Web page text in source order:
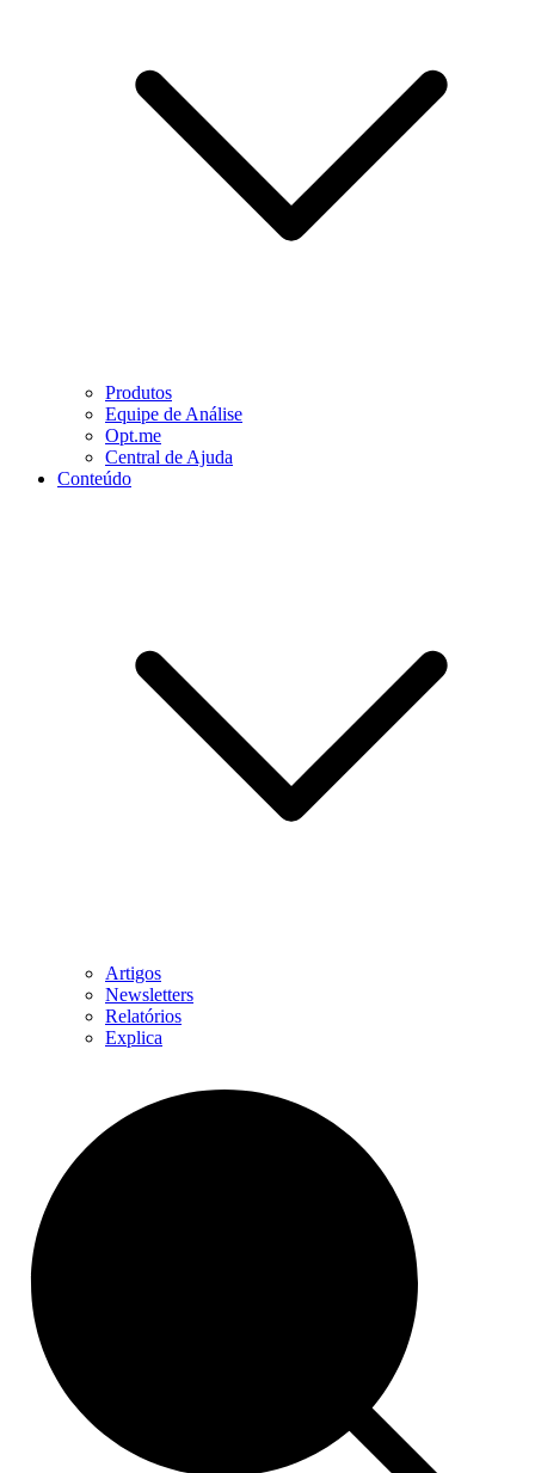
Produtos
Equipe de Análise
Opt.me
Central de Ajuda
Conteúdo
Artigos
Newsletters
Relatórios
Explica